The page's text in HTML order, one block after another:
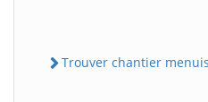
Trouver chantier